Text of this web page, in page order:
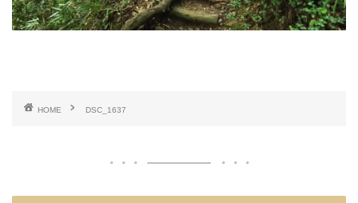
HOME DSC_1637